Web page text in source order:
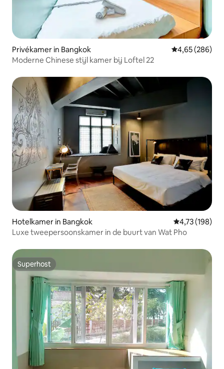
Privékamer in Bangkok Gemiddelde
4,65 (286)
Moderne Chinese stijl kamer bij Loftel 22
Hotelkamer in Bangkok Gemiddelde
4,73 (198)
Luxe tweepersoonskamer in de buurt van Wat Pho
Superhost
Superhost